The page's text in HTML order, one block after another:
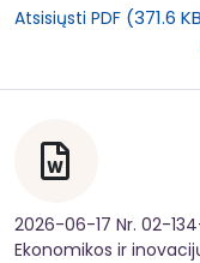
Atsisiųsti PDF 371.6 KB
2026-06-17 Nr. 02-
Ekonomikos ir